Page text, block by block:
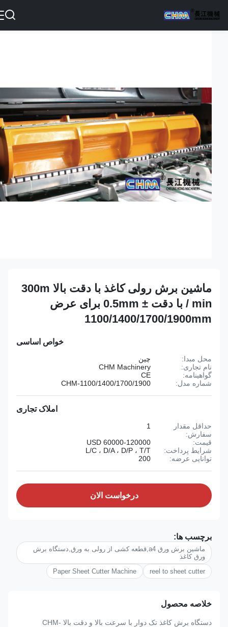
ماشین برش رولی کاغذ با دقت بالا 300m
/ min با دقت ± 0.5mm برای عرض
1100/1400/1700/1900mm
خواص اساسی
محل مبدا:
نام تجاری:
CHM Machinery
گواهینامه:
شماره مدل:
CHM-1100/1400/1700/1900
املاک تجاری
حداقل مقدار
سفارش:
قیمت:
60000-120000 USD
شرایط پرداخت:
L/C ، D/A ، D/P ، T/T
توانایی عرضه:
درخواست الان
برچسب ها:
ماشین برش ورق a4,قطعه کشی از رولی به ورق,دستگاه برش
ورق کاغذ
reel to sheet cutter
Paper Sheet Cutter Machine
خلاصه محصول
دستگاه برش کاغذ تک دوار با سرعت بالا و دقت بالا CHM-